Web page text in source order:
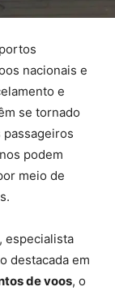
nacionais e
e
se tornado
passageiros
podem
meio de
, especialista
destacada em
de voos, o